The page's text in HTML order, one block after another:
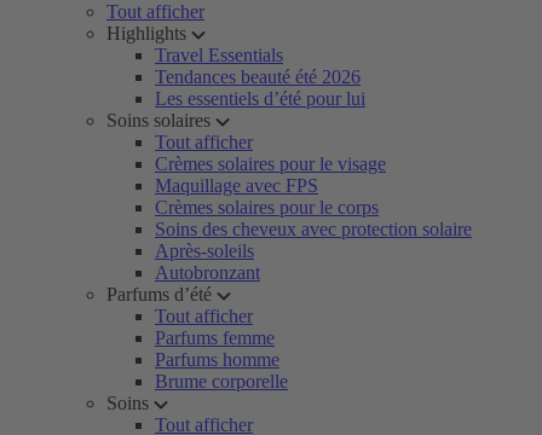
Tout afficher
Highlights
Travel Essentials
Tendances beauté été 2026
Les essentiels d’été pour lui
Soins solaires
Tout afficher
Crèmes solaires pour le visage
Maquillage avec FPS
Crèmes solaires pour le corps
Soins des cheveux avec protection solaire
Après-soleils
Autobronzant
Parfums d’été
Tout afficher
Parfums femme
Parfums homme
Brume corporelle
Soins
Tout afficher